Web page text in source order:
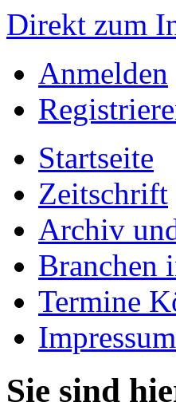
Direkt zum
Anmelden
Startseite
Zeitschrift
Archiv
Branchen
Termine
Impressum
Sie sind